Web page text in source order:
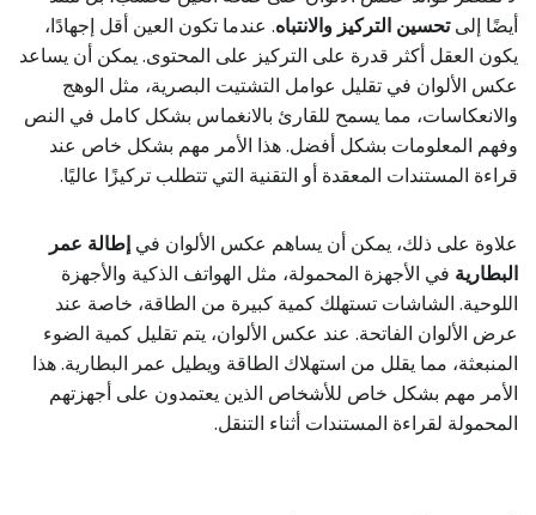
أيضًا إلىتحسين التركيز والانتباه. عندما تكون العين أقل إجهادًا،
يكون العقل أكثر قدرة على التركيز على المحتوى. يمكن أن يساعد
عكس الألوان في تقليل عوامل التشتيت البصرية، مثل الوهج
والانعكاسات، مما يسمح للقارئ بالانغماس بشكل كامل في النص
وفهم المعلومات بشكل أفضل. هذا الأمر مهم بشكل خاص عند
قراءة المستندات المعقدة أو التقنية التي تتطلب تركيزًا عاليًا.
علاوة على ذلك، يمكن أن يساهم عكس الألوان في إطالة عمر
البطارية في الأجهزة المحمولة، مثل الهواتف الذكية والأجهزة
اللوحية. الشاشات تستهلك كمية كبيرة من الطاقة، خاصة عند
عرض الألوان الفاتحة. عند عكس الألوان، يتم تقليل كمية الضوء
المنبعثة، مما يقلل من استهلاك الطاقة ويطيل عمر البطارية. هذا
الأمر مهم بشكل خاص للأشخاص الذين يعتمدون على أجهزتهم
المحمولة لقراءة المستندات أثناء التنقل.